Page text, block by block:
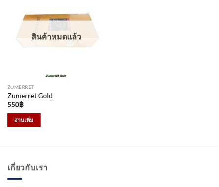
สินค้าหมดแล้ว
ZUMERRET
Zumerret Gold
550฿
อ่านเพิ่ม
เกี่ยวกับเรา